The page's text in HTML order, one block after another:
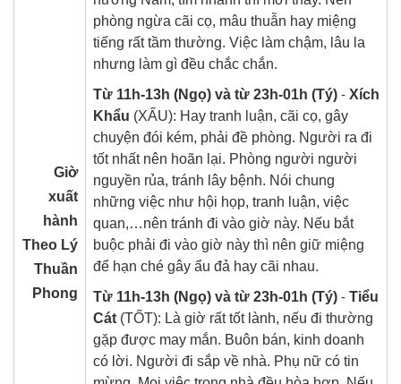
Giờ
xuất
hành
Theo Lý
Thuần
Phong
phòng ngừa cãi cọ, mâu thuẫn hay miệng
tiếng rất tầm thường. Việc làm chậm, lâu la
nhưng làm gì đều chắc chắn.
Từ 11h-13h (Ngọ) và từ 23h-01h (Tý) - Xích
Khẩu (XẤU): Hay tranh luận, cãi cọ, gây
chuyện đói kém, phải đề phòng. Người ra đi
tốt nhất nên hoãn lại. Phòng người người
nguyền rủa, tránh lây bệnh. Nói chung
những việc như hội họp, tranh luận, việc
quan,…nên tránh đi vào giờ này. Nếu bắt
buộc phải đi vào giờ này thì nên giữ miệng
để hạn ché gây ẩu đả hay cãi nhau.
Từ 11h-13h (Ngọ) và từ 23h-01h (Tý) - Tiểu
Cát (TỐT): Là giờ rất tốt lành, nếu đi thường
gặp được may mắn. Buôn bán, kinh doanh
có lời. Người đi sắp về nhà. Phụ nữ có tin